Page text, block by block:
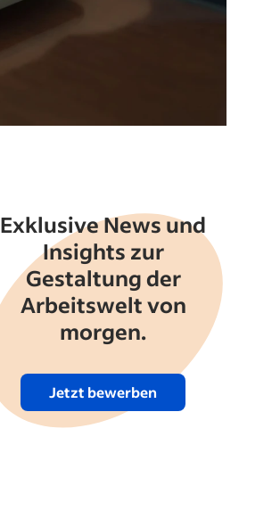
Exklusive News und
Insights zur
Gestaltung der
Arbeitswelt von
morgen.
Jetzt bewerben